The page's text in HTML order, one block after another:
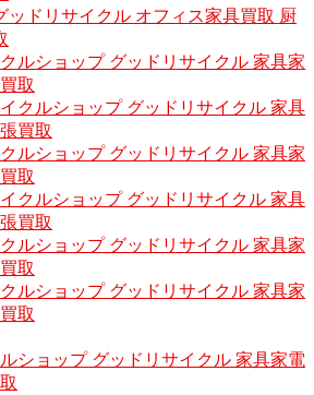
ッドリサイクル オフィス家具買取 厨
ルショップ グッドリサイクル 家具家
取
クルショップ グッドリサイクル 家具
買取
ルショップ グッドリサイクル 家具家
取
クルショップ グッドリサイクル 家具
買取
ルショップ グッドリサイクル 家具家
取
ルショップ グッドリサイクル 家具家
取
ショップ グッドリサイクル 家具家電